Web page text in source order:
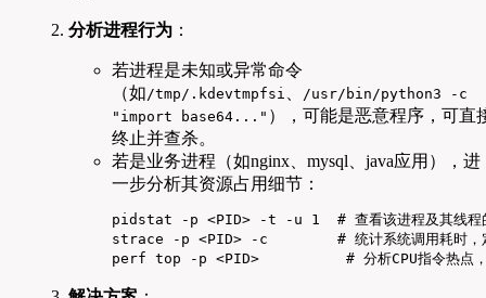
分析进程行为 ：
若进程是未知或异常命令
（如 /tmp/.kdevtmpfsi
/usr/bin/python3 -c
"import base64..." ），可能是恶意程序，可直
终止并查杀。
若是业务进程（如nginx、mysql、java应用），进
一步分析其资源占用细节：
pidstat -p <PID> -t -u 1  # 查看该进程及其线程的
strace -p <PID> -c        # 统计系统调用耗时，定位
perf top -p <PID>          # 分析CPU指令热点，定